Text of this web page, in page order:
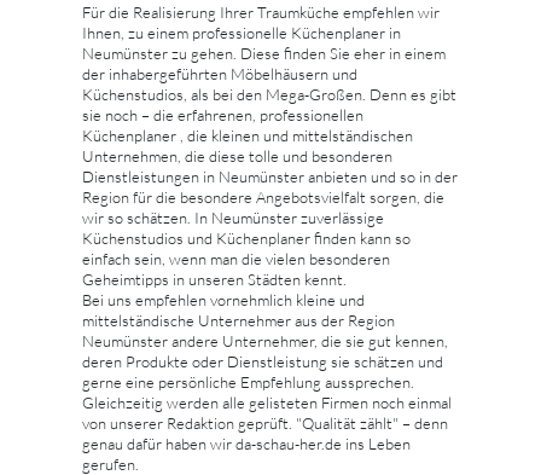
Für die Realisierung Ihrer Traumküche empfehlen wir
Ihnen, zu einem professionelle Küchenplaner in
Neumünster zu gehen. Diese finden Sie eher in einem
der inhabergeführten Möbelhäusern und
Küchenstudios, als bei den Mega-Großen. Denn es gibt
sie noch – die erfahrenen, professionellen
Küchenplaner , die kleinen und mittelständischen
Unternehmen, die diese tolle und besonderen
Dienstleistungen in Neumünster anbieten und so in der
Region für die besondere Angebotsvielfalt sorgen, die
wir so schätzen. In Neumünster zuverlässige
Küchenstudios und Küchenplaner finden kann so
einfach sein, wenn man die vielen besonderen
Geheimtipps in unseren Städten kennt.
Bei uns empfehlen vornehmlich kleine und
mittelständische Unternehmer aus der Region
Neumünster andere Unternehmer, die sie gut kennen,
deren Produkte oder Dienstleistung sie schätzen und
gerne eine persönliche Empfehlung aussprechen.
Gleichzeitig werden alle gelisteten Firmen noch einmal
von unserer Redaktion geprüft. "Qualität zählt" – denn
genau dafür haben wir da-schau-her.de ins Leben
gerufen.